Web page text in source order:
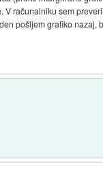
računalniku sem
pošljem grafiko nazaj,